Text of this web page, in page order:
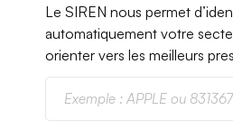
Le SIREN nous permet
automatiquement votre
orienter vers les meilleurs